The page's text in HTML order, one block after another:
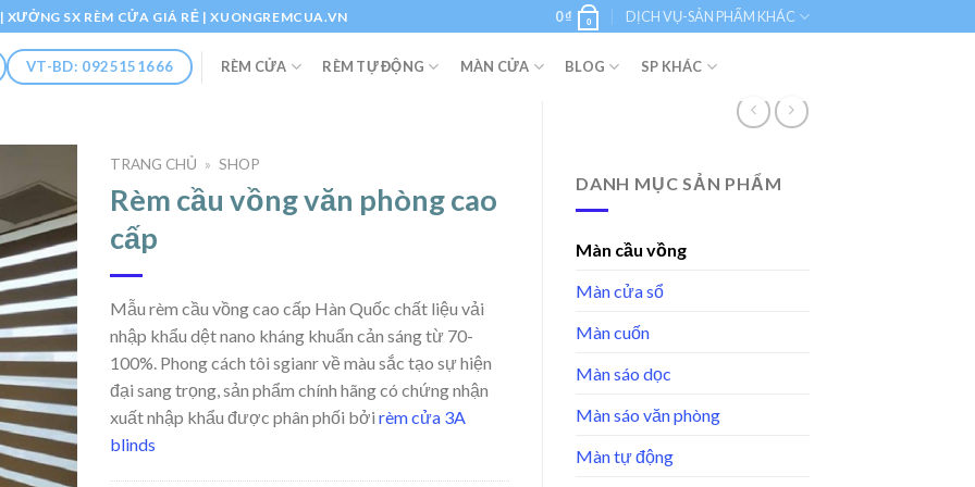
SX RÈM CỬA GIÁ RẺ | XUONGREMCUA.VN 0₫ 0 DỊCH VỤ-SẢN PHẨM KHÁC
VT-BD: 0925151666 RÈM CỬA RÈM TỰ ĐỘNG MÀN CỬA BLOG SP KHÁC
DANH MỤC SẢN PHẨM
Màn cầu vồng
Màn cửa sổ
Màn cuốn
Màn sáo dọc
Màn sáo văn phòng
Màn tự động
TRANG CHỦ » SHOP
Rèm cầu vồng văn phòng cao
cấp
Mẫu rèm cầu vồng cao cấp Hàn Quốc chất liệu vải
nhập khẩu dệt nano kháng khuẩn cản sáng từ 70-
100%. Phong cách tôi sgianr về màu sắc tạo sự hiện
đại sang trọng, sản phẩm chính hãng có chứng nhận
xuất nhập khẩu được phân phối bởi rèm cửa 3A
blinds